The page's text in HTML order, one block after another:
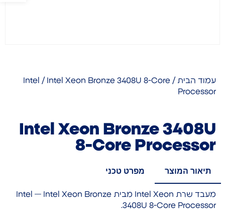
עמוד הבית /
Intel / Intel Xeon Bronze 3408U 8-Core
Processor
Intel Xeon Bronze 3408U
8-Core Processor
תיאור המוצר מפרט טכני
מעבד שרת Intel Xeon מבית Intel — Intel Xeon Bronze
3408U 8-Core Processor.